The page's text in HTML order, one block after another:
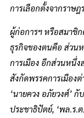
การเลือกตั้งจากราษฎ
ผู้ก่อการฯ หรือสมาชิ
ธุรกิจของตนคือ ส่วน
การเมือง อีกส่วนหนึ่ง
สังกัดพรรคการเมือง
‘นายควง อภัยวงศ์’
ประชาธิปัตย์, ‘พล.ร.